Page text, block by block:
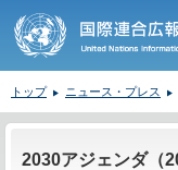
トップ ニュース・プレス
2030アジェンダ（